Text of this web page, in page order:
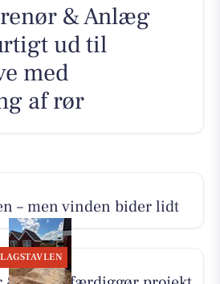
& Anlæg
ud til
med
af rør
– men vinden bider lidt